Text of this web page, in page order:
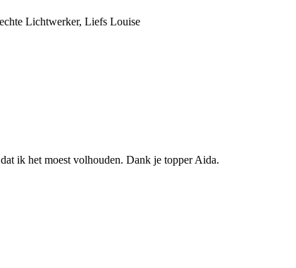
Lichtwerker, Liefs Louise
ik het moest volhouden. Dank je topper Aida.